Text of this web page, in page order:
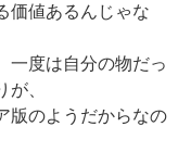
価値あるんじゃな
一度は自分の物だっ
、
版のようだからなの